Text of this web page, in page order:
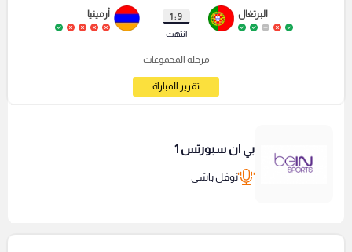
البرتغال
9 : 1
انتهت
أرمينيا
مرحلة المجموعات
تقرير المباراة
بي ان سبورتس 1
نوفل باشي